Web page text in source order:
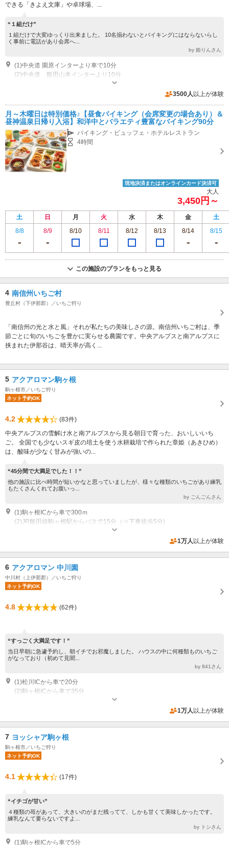
できる「きよえ文庫」や卓球場、...
“１組だけ”
１組だけで大変ゆっくり出来ました。 10名揃わないとバイキングにはならないらし
く事前に電話があり会席へ...
by 姫りんさん
(1)中央道 園原インターより車で10分
(2)中央道 飯田山本インターより10分
入館：10：30～14：30 休業日：毎週金曜日
3500人 以上が体験
月～木曜日は特別価格♪【昼食バイキング（会席変更の場合あり）＆
昼神温泉日帰り入浴】和洋中とバラエティ豊富なバイキング90分
バイキング・ビュッフェ・ホテルレストラン
4時間
現地決済またはオンラインカード決済可
大人
3,450円～
土 日 月 火 水 木 金
土
8/8
8/9 8/10 8/11 8/12 8/13 8/14 8/15
この施設のプランをもっと見る
4 南信州いちご村
豊丘村（下伊那郡）／いちご狩り
「南信州の光と水と風」それが私たちの美味しさの源。南信州いちご村は、季
節ごとに旬のいちごを豊かに実らせる農園です。中央アルプスと南アルプスに
挟まれた伊那谷は、晴天率が高く...
5 アクアロマン駒ヶ根
駒ヶ根市／いちご狩り
ネット予約OK
4.2
(83件)
中央アルプスの雪解け水と南アルプスから見る朝日で育った、おいしいいち
ご。 全国でも少ないスギ皮の培土を使う水耕栽培で作られた章姫（あきひめ）
は、酸味が少なく甘みが強いの...
“45分間で大満足でした！！”
他の施設に比べ時間が短いかなと思っていましたが、様々な種類のいちごがあり練乳
もたくさんくれてお腹いっ...
by ごんごんさん
(1)駒ヶ根ICから車で300ｍ
(2)JR飯田線駒ヶ根駅からバスで15分（⇒下車徒歩5分)
営業：1月上旬～6月下旬 営業時間：<1~3月>8:30~15:30 <4~6月末
1万人 以上が体験
6 アクアロマン 中川園
中川村（上伊那郡）／いちご狩り
ネット予約OK
4.8 (62件)
“すっごく大満足です！”
当日早朝に急遽予約し、朝イチでお邪魔しました。 ハウスの中に何種類ものいちご
がなっており（初めて見聞...
by 841さん
(1)松川ICから車で20分
(2)駒ヶ根ICから車で35分
1万人 以上が体験
7 ヨッシャア駒ヶ根
駒ヶ根市／いちご狩り
ネット予約OK
4.1 (17件)
“イチゴが甘い”
４種類の苺があって、大きいのがまだ残ってて、しかも甘くて美味しかったです。
練乳なんて要らないですよ...
by トシさん
(1)駒ヶ根ICから車で5分